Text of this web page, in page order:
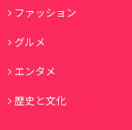
ファッション
グルメ
エンタメ
歴史と文化